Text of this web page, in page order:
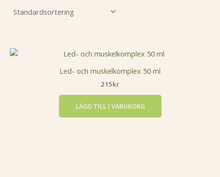
Led- och muskelkomplex 50 ml
215kr
LÄGG TILL I VARUKORG